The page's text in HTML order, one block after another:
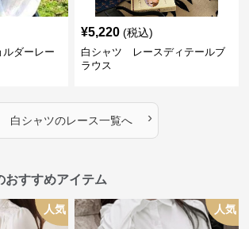
ダーレー
¥5,220 (税込)
白シャツ レースディテールブ
ラウス
白シャツのレース一覧へ ›
おすすめアイテム
人気 人気